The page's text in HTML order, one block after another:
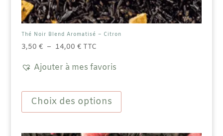
Thé Noir Blend Aromatisé – Citron
3,50 € – 14,00 €Plage
prix :
à
14,00 €
TTC
Ajouter à mes favoris
Choix des options
produit
plusieurs